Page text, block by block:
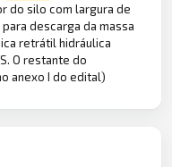
do silo com largura de
descarga da massa
retrátil hidráulica
O restante do
anexo I do edital)